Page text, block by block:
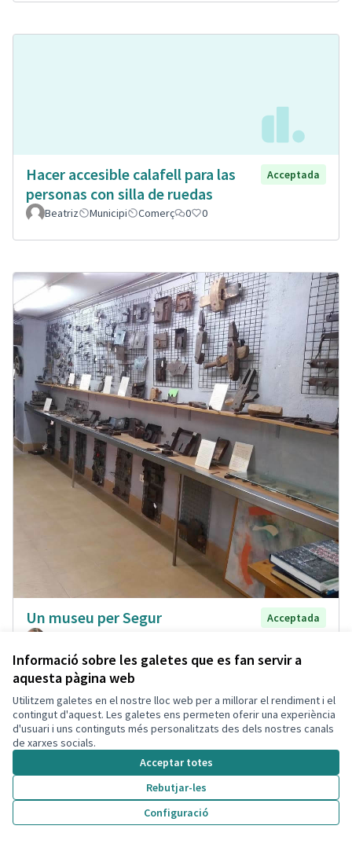
Informació sobre les galetes que es fan servir a
aquesta pàgina web
Utilitzem galetes en el nostre lloc web per a millorar el rendiment i el
contingut d'aquest. Les galetes ens permeten oferir una experiència
d'usuari i uns continguts més personalitzats des dels nostres canals
de xarxes socials.
Acceptar totes
Rebutjar-les
Configuració
Hacer accesible calafell para las
personas con silla de ruedas
Acceptada
Beatriz Municipi Comerç 0 0
Un museu per Segur
Acceptada